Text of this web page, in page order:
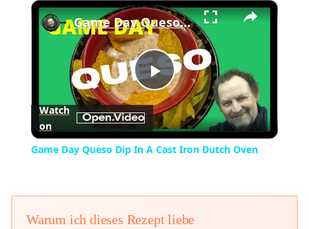
×
Play
Video
Game Day Queso Dip In A Cast Iron Dutch Oven
Watch
on
Game Day Queso Dip In A Cast Iron Dutch Oven
Warum ich dieses Rezept liebe